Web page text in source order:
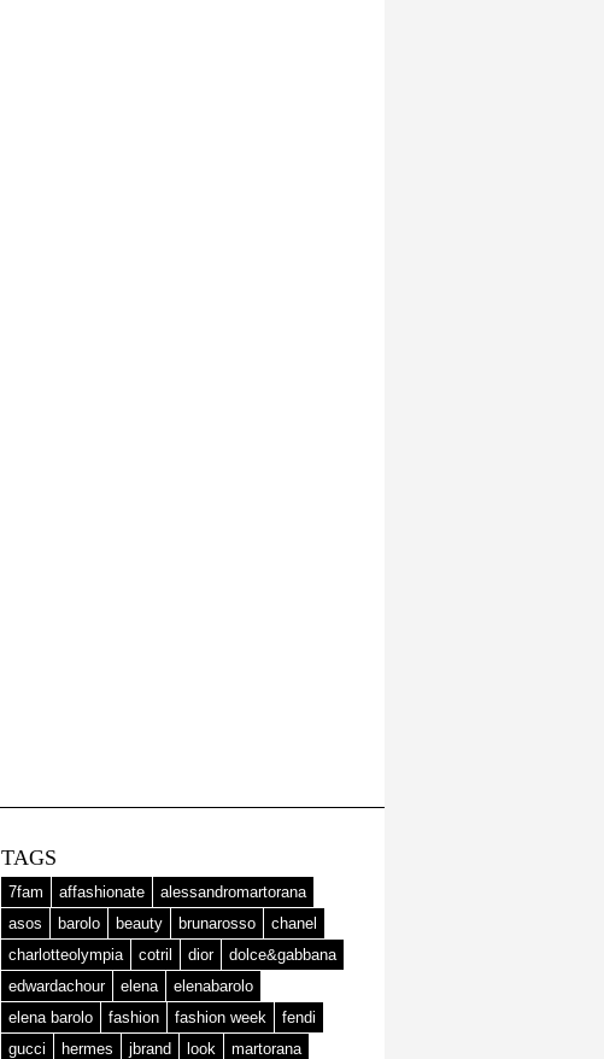
TAGS
7fam affashionate
alessandromartorana
asos
barolo beauty brunarosso
chanel
charlotteolympia
cotril dior
dolce&gabbana
edwardachour
elena
elenabarolo
elena barolo
fashion fashion week
fendi
gucci
hermes jbrand look martorana